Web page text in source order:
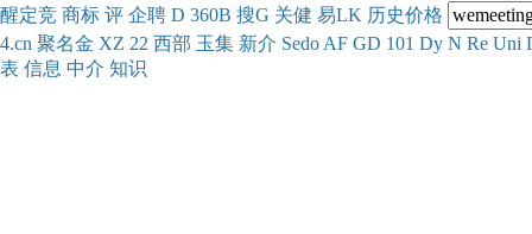
醒定竞 商标 评 企聘 D 360B 搜G 关健 易LK 历史价格
4.cn 聚名金 XZ 22 西部 玉集 新介 Sedo AF GD 101 Dy N Re Uni
表 信息 中介 知识